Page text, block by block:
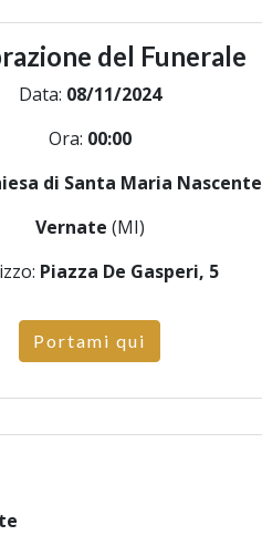
del Funerale
Data: 08/11/2024
Ora: 00:00
di Santa Maria Nascente
Vernate (MI)
Piazza De Gasperi, 5
Portami qui